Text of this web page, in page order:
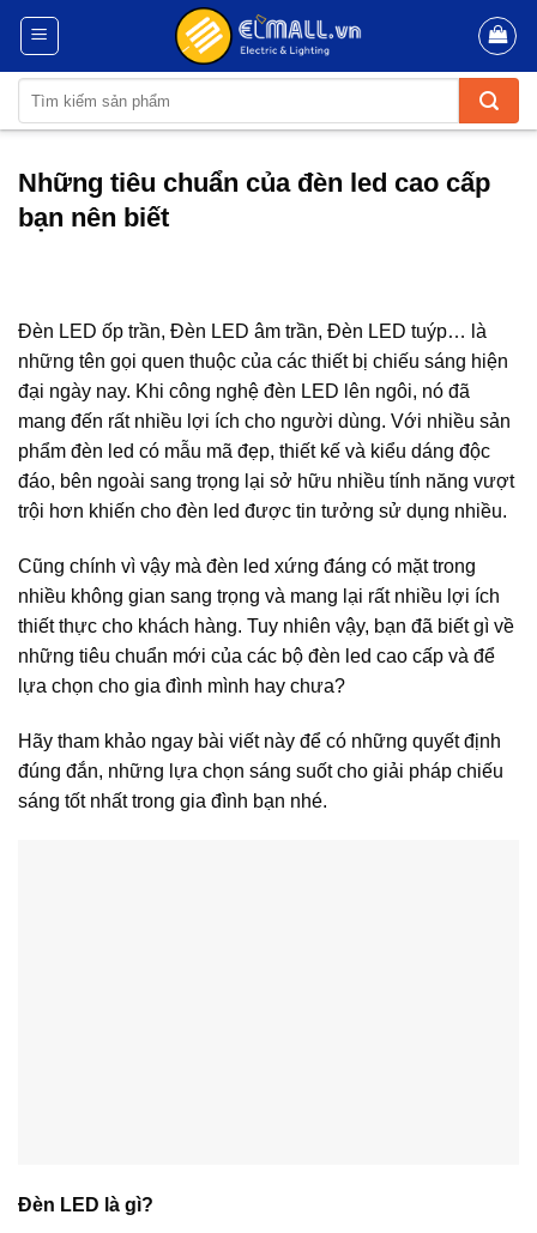
Skip
content
kiếm:
Những tiêu chuẩn của đèn led cao cấp
bạn nên biết
Đèn LED ốp trần, Đèn LED âm trần, Đèn LED tuýp… là
những tên gọi quen thuộc của các thiết bị chiếu sáng hiện
đại ngày nay. Khi công nghệ đèn LED lên ngôi, nó đã
mang đến rất nhiều lợi ích cho người dùng. Với nhiều sản
phẩm đèn led có mẫu mã đẹp, thiết kế và kiểu dáng độc
đáo, bên ngoài sang trọng lại sở hữu nhiều tính năng vượt
trội hơn khiến cho đèn led được tin tưởng sử dụng nhiều.
Cũng chính vì vậy mà đèn led xứng đáng có mặt trong
nhiều không gian sang trọng và mang lại rất nhiều lợi ích
thiết thực cho khách hàng. Tuy nhiên vậy, bạn đã biết gì về
những tiêu chuẩn mới của các bộ đèn led cao cấp và để
lựa chọn cho gia đình mình hay chưa?
Hãy tham khảo ngay bài viết này để có những quyết định
đúng đắn, những lựa chọn sáng suốt cho giải pháp chiếu
sáng tốt nhất trong gia đình bạn nhé.
Đèn LED là gì?